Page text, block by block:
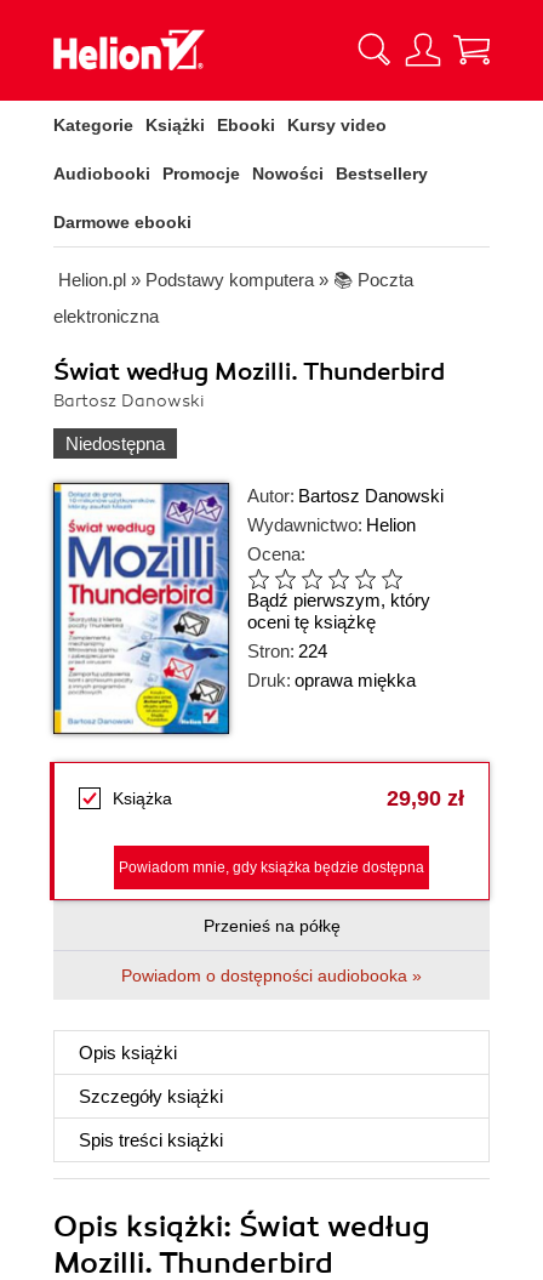
Kategorie Książki Ebooki Kursy video
Audiobooki Promocje Nowości Bestsellery
Darmowe ebooki
Helion.pl » Podstawy komputera » 📚 Poczta
elektroniczna
Świat według Mozilli. Thunderbird
Bartosz Danowski
Niedostępna
Autor: Bartosz Danowski
Wydawnictwo: Helion
Ocena:
Bądź pierwszym, który
oceni tę książkę
Stron: 224
Druk: oprawa miękka
Książka 29,90 zł
Powiadom mnie, gdy książka będzie dostępna
Przenieś na półkę
Powiadom o dostępności audiobooka »
Opis książki
Szczegóły książki
Spis treści książki
Opis książki: Świat według
Mozilli. Thunderbird